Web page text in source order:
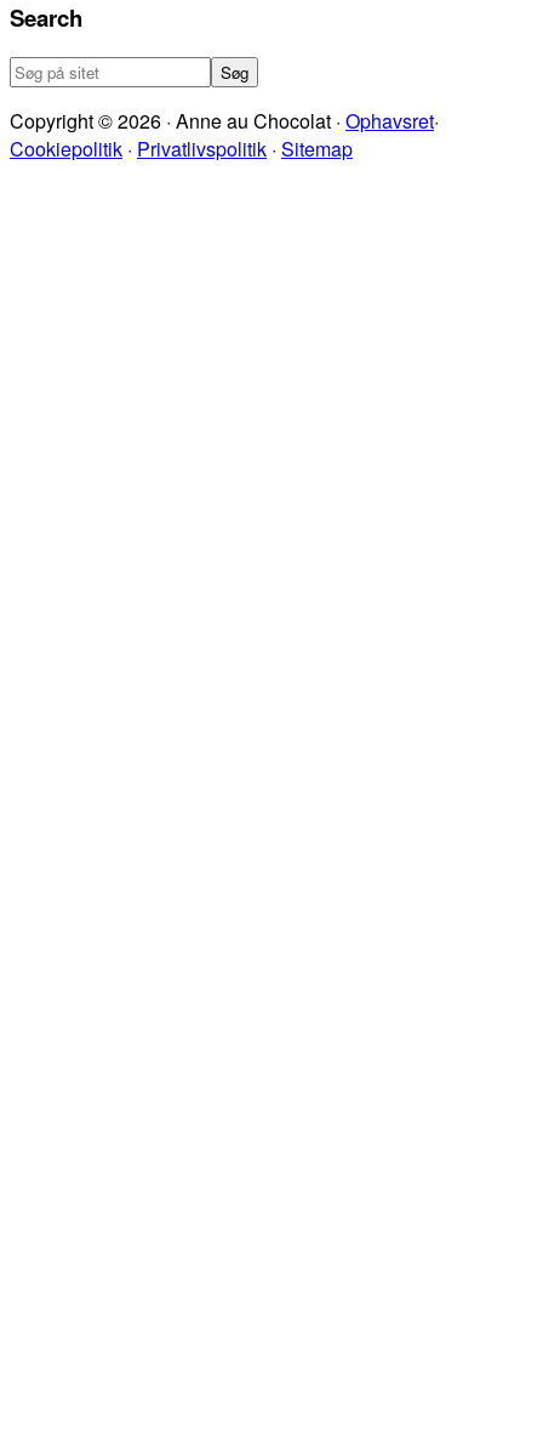
Search
Søg
sitet
Copyright © 2026 · Anne au Chocolat · Ophavsret·
Cookiepolitik · Privatlivspolitik · Sitemap